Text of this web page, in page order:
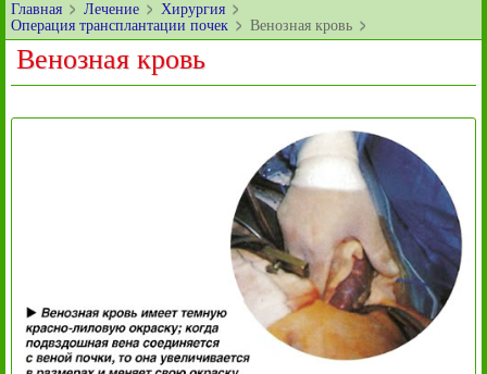
Главная Лечение
Хирургия
Операция трансплантации почек
Венозная кровь
Венозная кровь